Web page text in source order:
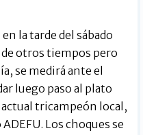
la tarde del sábado
de otros tiempos pero
se medirá ante el
luego paso al plato
tricampeón local,
Los choques se